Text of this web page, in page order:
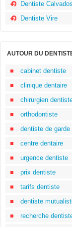
Dentiste Calvados
Dentiste Vire
AUTOUR DU
cabinet dentiste
clinique dentaire
chirurgien
orthodontiste
dentiste de garde
centre dentaire
urgence dentiste
prix dentiste
tarifs dentiste
dentiste
recherche